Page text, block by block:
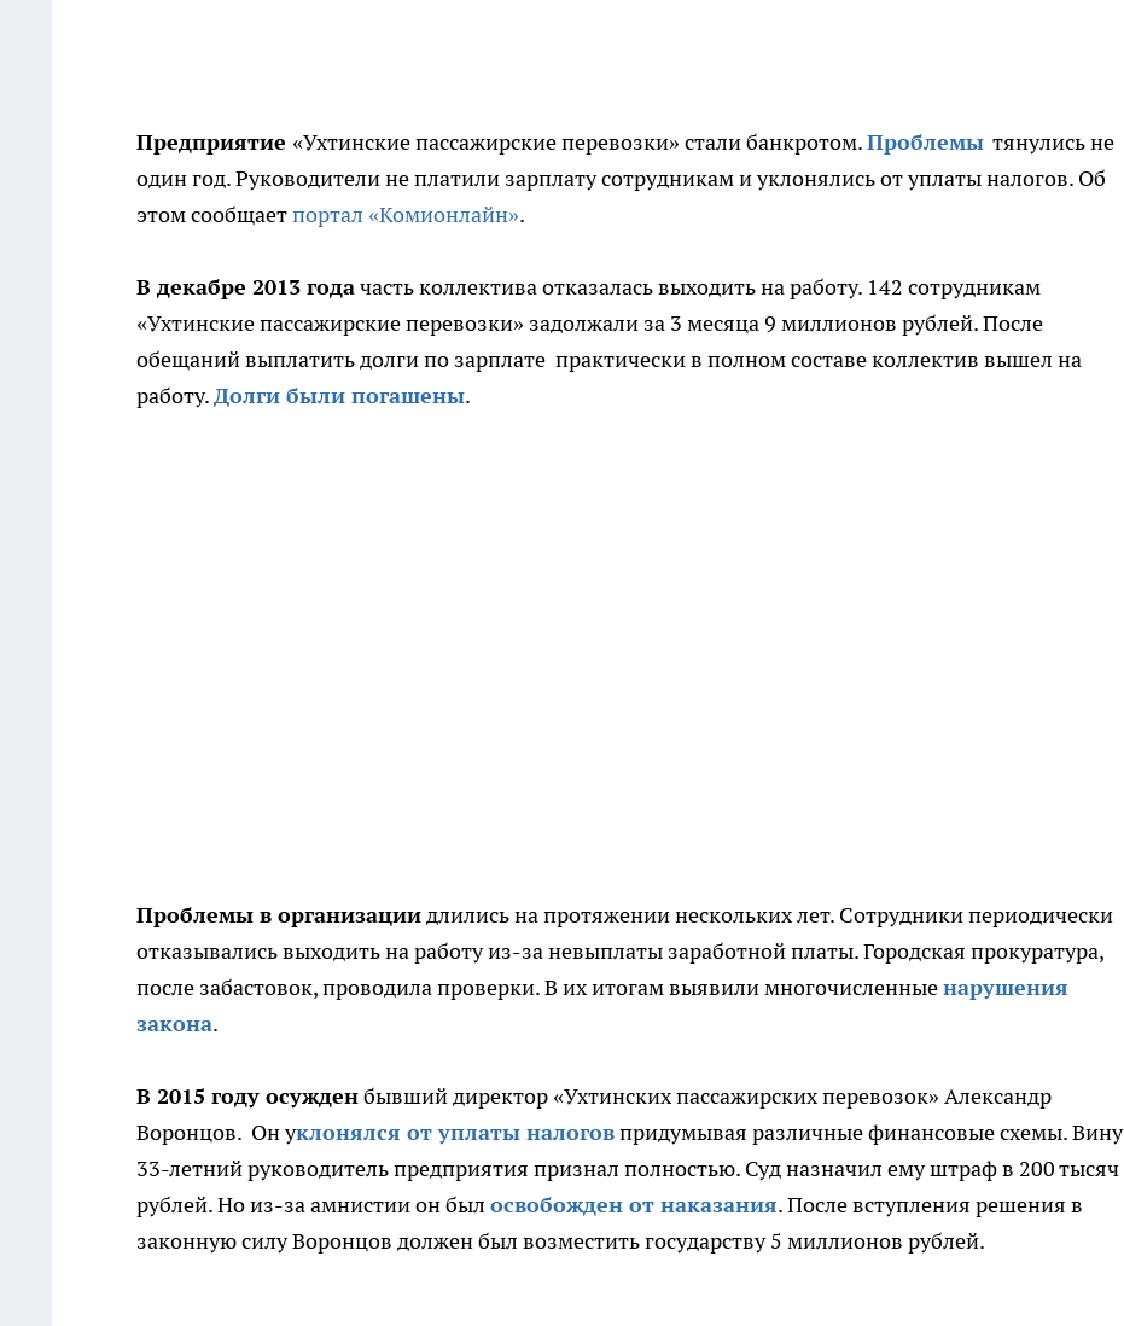
Предприятие «Ухтинские пассажирские перевозки» стали банкротом.Проблемы тянулись не
один год. Руководители не платили зарплату сотрудникам и уклонялись от уплаты налогов. Об
этом сообщаетпортал «Комионлайн».
В декабре 2013 годачасть коллектива отказалась выходить на работу. 142 сотрудникам
«Ухтинские пассажирские перевозки» задолжали за 3 месяца 9 миллионов рублей. После
обещаний выплатить долги по зарплате практически в полном составе коллектив вышел на
работу.Долги были погашены.
Проблемы в организациидлились на протяжении нескольких лет. Сотрудники периодически
отказывались выходить на работу из-за невыплаты заработной платы. Городская прокуратура,
после забастовок, проводила проверки. В их итогам выявили многочисленныенарушения
закона.
В 2015 году осужденбывший директор «Ухтинских пассажирских перевозок» Александр
Воронцов. Он уклонялся от уплаты налоговпридумывая различные финансовые схемы. Вину
33-летний руководитель предприятия признал полностью. Суд назначил ему штраф в 200 тысяч
рублей. Но из-за амнистии он был освобожден от наказания. После вступления решения в
законную силу Воронцов должен был возместить государству 5 миллионов рублей.